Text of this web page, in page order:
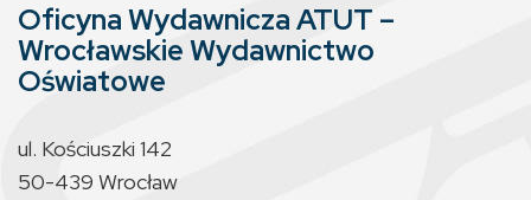
Oficyna Wydawnicza ATUT –
Wrocławskie Wydawnictwo
Oświatowe
ul. Kościuszki 142
50-439 Wrocław